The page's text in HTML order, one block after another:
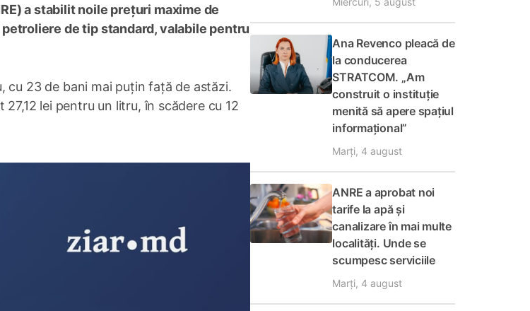
a stabilit noile prețuri maxime de
de tip standard, valabile pentru
cu 23 de bani mai puțin față de astăzi.
lei pentru un litru, în scădere cu 12
Ana Revenco pleacă de
la conducerea
STRATCOM. „Am
construit o instituție
menită să apere spațiul
informațional”
Marți, 4 august
ANRE a aprobat noi
tarife la apă și
canalizare în mai multe
localități. Unde se
scumpesc serviciile
Marți, 4 august